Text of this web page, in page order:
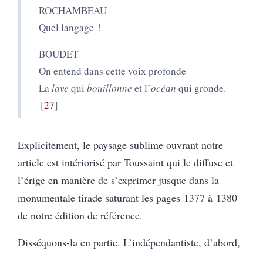
ROCHAMBEAU
Quel langage !
BOUDET
On entend dans cette voix profonde
Lalave qui bouillonne et l’océan qui gronde.
27
Explicitement, le paysage sublime ouvrant notre
article est intériorisé par Toussaint qui le diffuse et
l’érige en manière de s’exprimer jusque dans la
monumentale tirade saturant les pages 1377 à 1380
de notre édition de référence.
Disséquons-la en partie. L’indépendantiste, d’abord,